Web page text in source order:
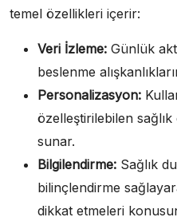
temel özellikleri içerir:
Veri İzleme: Günlük
beslenme
Personalizasyon:
özelleştirilebilen
sunar.
Bilgilendirme: Sağlık
bilinçlendirme
dikkat etmeleri